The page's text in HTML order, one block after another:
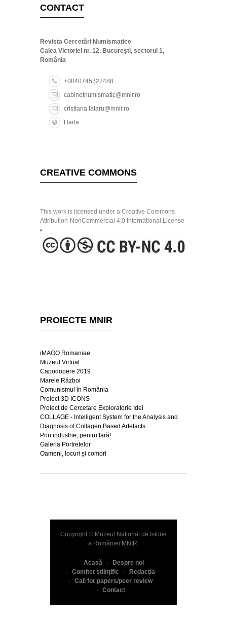
CONTACT
Revista Cercetări Numismatice
Calea Victoriei nr. 12, București, sectorul 1,
România
+0040745327488
cabinetnumismatic@mnir.ro
cristiana.tataru@mnir.ro
Harta
CREATIVE COMMONS
This work is licensed under a Creative Commons
Attribution-NonCommercial 4.0 International License
PROIECTE MNIR
iMAGO Romaniae
Muzeul Virtual
Capodopere 2019
Marele Război
Comunismul în România
Proiect 3D ICONS
Proiect de Cercetare Exploratorie Idei
COLLAGE - Intelligent System for the Analysis and
Diagnosis of Collagen Based Artefacts
Prin industrie, pentru țară!
Galeria Portretelor
Oameni, locuri și comori
Copyright © Muzeul Național de Istorie
a României MNIR.
Acasă
Despre noi
Comitet științific
Redacția
Call for papers/peer review
Contact